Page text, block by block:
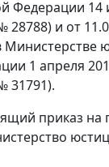
Федерации 14
28788) и от
Министерстве
1 апреля
31791).
приказ на